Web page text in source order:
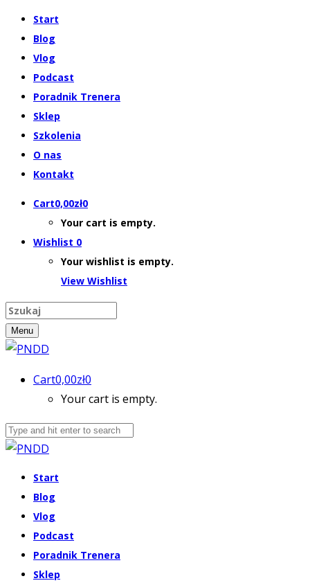
Start
Blog
Vlog
Podcast
Poradnik Trenera
Sklep
Szkolenia
O nas
Kontakt
Cart0,00zł0
Your cart is empty.
Wishlist 0
Your wishlist is empty.
View Wishlist
Menu
Cart0,00zł0
Your cart is empty.
Start
Blog
Vlog
Podcast
Poradnik Trenera
Sklep